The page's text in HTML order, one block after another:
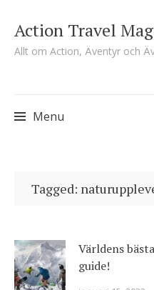
Action Travel
Allt om Action, Äventyr och
Menu
to
Tagged:
Världens
guide!